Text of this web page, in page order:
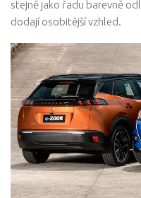
stejně jako řadu barevně
dodají osobitější vzhled.